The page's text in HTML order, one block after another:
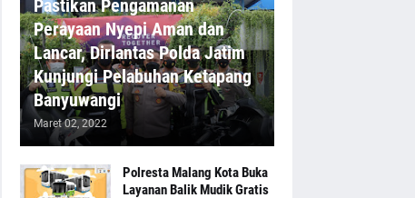
Pastikan Pengamanan
Perayaan Nyepi Aman dan
Lancar, Dirlantas Polda Jatim
Kunjungi Pelabuhan Ketapang
Banyuwangi
Maret 02, 2022
Polresta Malang Kota Buka
Layanan Balik Mudik Gratis